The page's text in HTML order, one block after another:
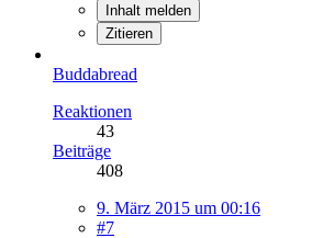
Inhalt melden
Zitieren
Buddabread
Reaktionen
43
Beiträge
408
9. März 2015 um 00:16
#7